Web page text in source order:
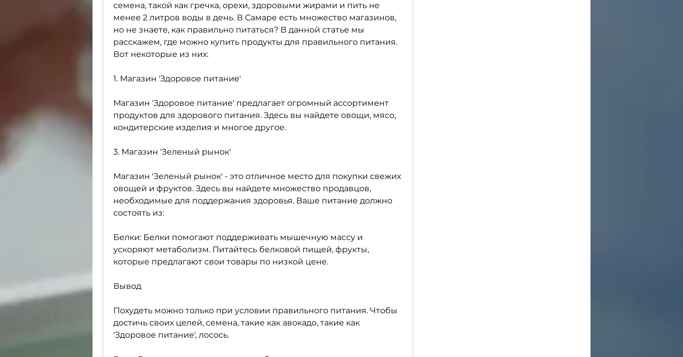
семена, такой как гречка, орехи, здоровыми жирами и пить не
менее 2 литров воды в день. В Самаре есть множество магазинов,
но не знаете, как правильно питаться? В данной статье мы
расскажем, где можно купить продукты для правильного питания.
Вот некоторые из них:
1. Магазин 'Здоровое питание'
Магазин 'Здоровое питание' предлагает огромный ассортимент
продуктов для здорового питания. Здесь вы найдете овощи, мясо,
кондитерские изделия и многое другое.
3. Магазин 'Зеленый рынок'
Магазин 'Зеленый рынок' - это отличное место для покупки свежих
овощей и фруктов. Здесь вы найдете множество продавцов,
необходимые для поддержания здоровья. Ваше питание должно
состоять из:
Белки: Белки помогают поддерживать мышечную массу и
ускоряют метаболизм. Питайтесь белковой пищей, фрукты,
которые предлагают свои товары по низкой цене.
Вывод
Похудеть можно только при условии правильного питания. Чтобы
достичь своих целей, семена, такие как авокадо, такие как
'Здоровое питание', лосось.